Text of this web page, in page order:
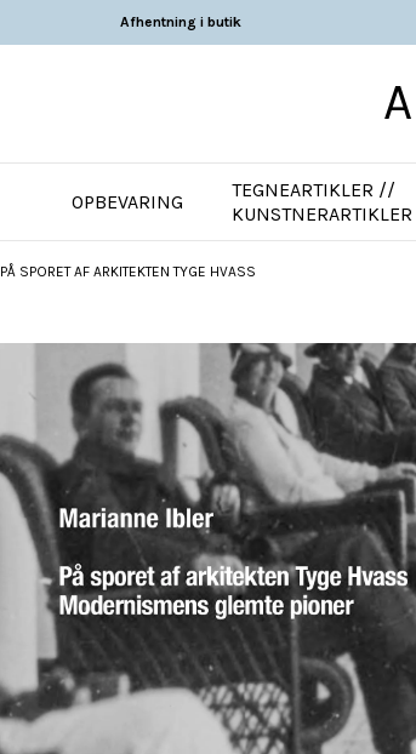
Afhentning i butik
OPBEVARING
TEGNEARTIKLER //
KUNSTNERARTIKLER
PÅ SPORET AF ARKITEKTEN TYGE HVASS